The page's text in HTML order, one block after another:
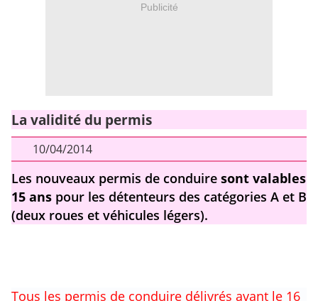
Publicité
La validité du permis
10/04/2014
Les nouveaux permis de conduire sont valables
15 ans pour les détenteurs des catégories A et B
(deux roues et véhicules légers).
Tous les permis de conduire délivrés avant le 16